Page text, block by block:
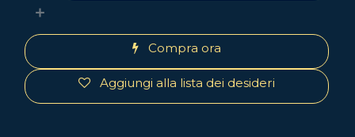
Compra ora
Aggiungi alla lista dei desideri